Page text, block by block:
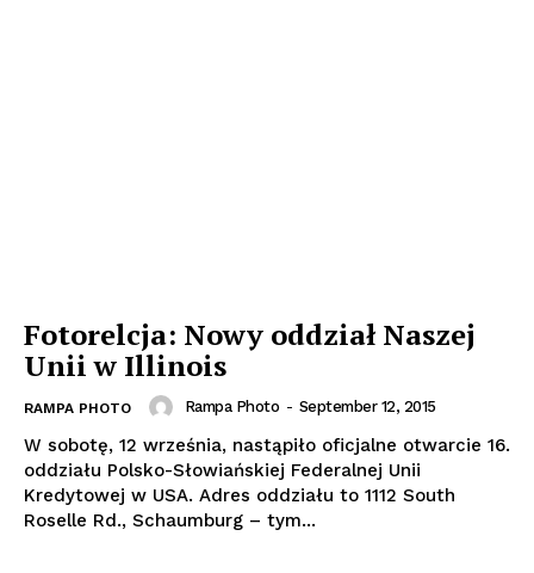
Fotorelcja: Nowy oddział Naszej
Unii w Illinois
RAMPA PHOTO Rampa Photo - September 12, 2015
W sobotę, 12 września, nastąpiło oficjalne otwarcie 16.
oddziału Polsko-Słowiańskiej Federalnej Unii
Kredytowej w USA. Adres oddziału to 1112 South
Roselle Rd., Schaumburg – tym...